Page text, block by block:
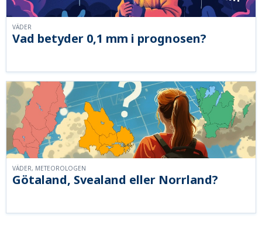
Vad betyder 0,1 mm i prognosen?
VÄDER
Götaland, Svealand eller Norrland?
VÄDER, METEOROLOGEN